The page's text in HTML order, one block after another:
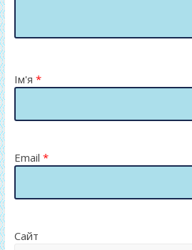
Ім'я *
Email *
Сайт